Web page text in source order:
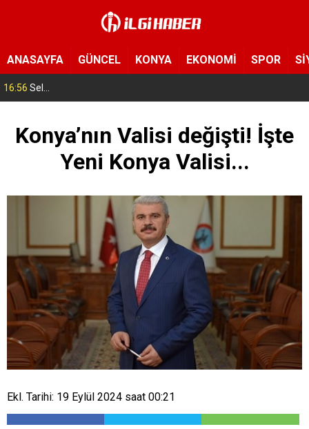
ANASAYFA GÜNCEL KONYA EKONOMİ SPOR
16:56 Selçuklu’da geleceğin mühendisleri yetişiyor! Çocuklar uzay ve havacılığa adım attı
Konya’nın Valisi değişti! İşte
Yeni Konya Valisi...
Ekl. Tarihi: 19 Eylül 2024 saat 00:21